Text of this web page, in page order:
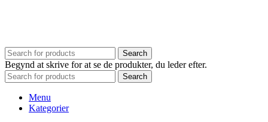
Search
Begynd at skrive for at se de produkter, du leder efter.
Search
Menu
Kategorier